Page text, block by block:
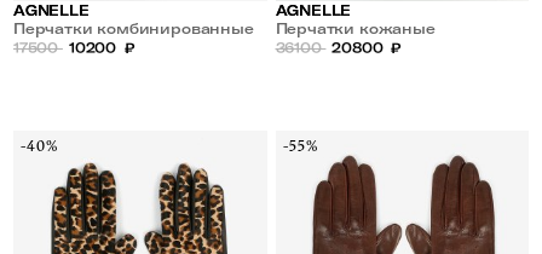
AGNELLE
Перчатки комбинированные
из замши и кожи
17500 10200 ₽
AGNELLE
Перчатки кожаные
36100 20800 ₽
-40% -55%